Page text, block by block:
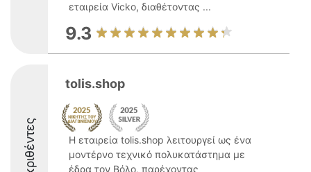
εταιρεία Vicko, διαθέτοντας ...
9.3
tolis.shop
Η εταιρεία tolis.shop λειτουργεί ως ένα
μοντέρνο τεχνικό πολυκατάστημα με
έδρα τον Βόλο, παρέχοντας